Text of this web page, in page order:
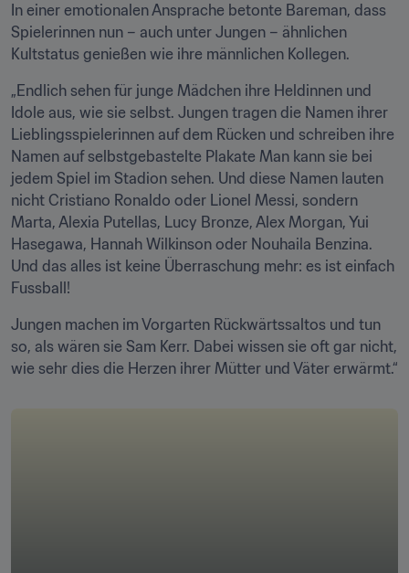
In einer emotionalen Ansprache betonte Bareman, dass
Spielerinnen nun – auch unter Jungen – ähnlichen
Kultstatus genießen wie ihre männlichen Kollegen.
„Endlich sehen für junge Mädchen ihre Heldinnen und
Idole aus, wie sie selbst. Jungen tragen die Namen ihrer
Lieblingsspielerinnen auf dem Rücken und schreiben ihre
Namen auf selbstgebastelte Plakate Man kann sie bei
jedem Spiel im Stadion sehen. Und diese Namen lauten
nicht Cristiano Ronaldo oder Lionel Messi, sondern
Marta, Alexia Putellas, Lucy Bronze, Alex Morgan, Yui
Hasegawa, Hannah Wilkinson oder Nouhaila Benzina.
Und das alles ist keine Überraschung mehr: es ist einfach
Fussball!
Jungen machen im Vorgarten Rückwärtssaltos und tun
so, als wären sie Sam Kerr. Dabei wissen sie oft gar nicht,